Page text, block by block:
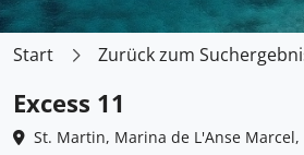
Start Zurück zum
Excess 11
St. Martin, Marina de L'Anse